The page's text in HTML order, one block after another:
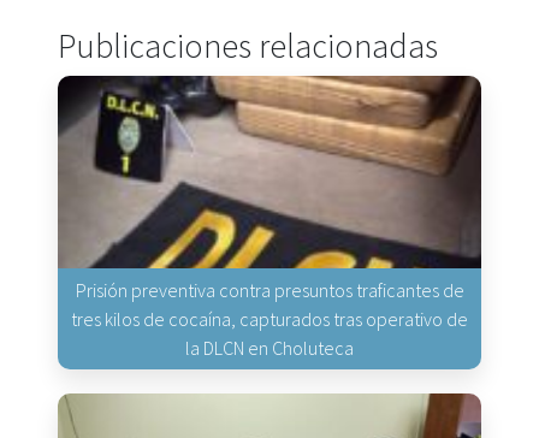
Publicaciones relacionadas
Prisión preventiva contra presuntos traficantes de
tres kilos de cocaína, capturados tras operativo de
la DLCN en Choluteca